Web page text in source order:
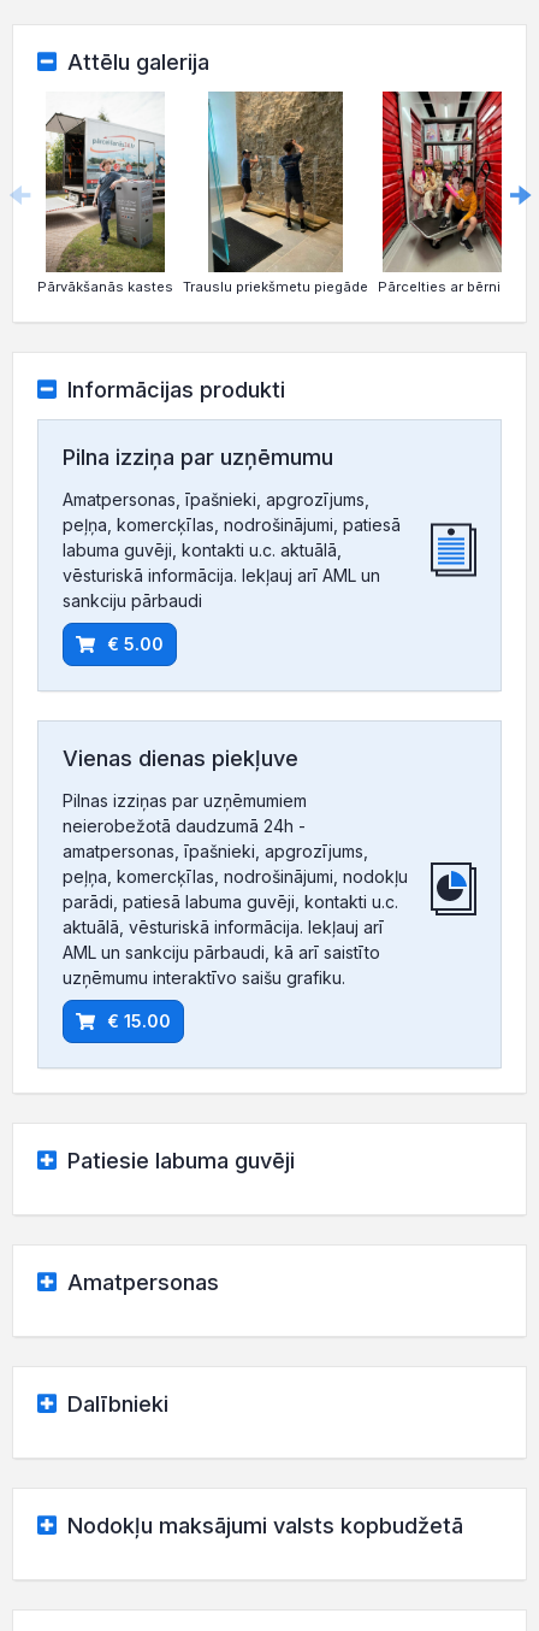
Attēlu galerija
Pārvākšanās kastes Trauslu priekšmetu piegāde Pārcelties ar bērniem
Informācijas produkti
Pilna izziņa par uzņēmumu
Amatpersonas, īpašnieki, apgrozījums,
peļņa, komercķīlas, nodrošinājumi, patiesā
labuma guvēji, kontakti u.c. aktuālā,
vēsturiskā informācija. Iekļauj arī AML un
sankciju pārbaudi
€ 5.00
Vienas dienas piekļuve
Pilnas izziņas par uzņēmumiem
neierobežotā daudzumā 24h -
amatpersonas, īpašnieki, apgrozījums,
peļņa, komercķīlas, nodrošinājumi, nodokļu
parādi, patiesā labuma guvēji, kontakti u.c.
aktuālā, vēsturiskā informācija. Iekļauj arī
AML un sankciju pārbaudi, kā arī saistīto
uzņēmumu interaktīvo saišu grafiku.
€ 15.00
Patiesie labuma guvēji
Amatpersonas
Dalībnieki
Nodokļu maksājumi valsts kopbudžetā